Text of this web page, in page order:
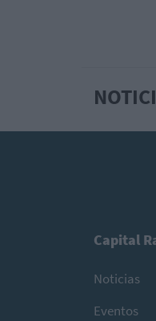
Capital
Noticias
Eventos